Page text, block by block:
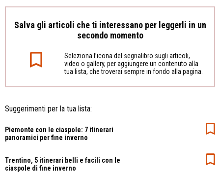
Salva gli articoli che ti interessano per leggerli in un
secondo momento
Seleziona l’icona del segnalibro sugli articoli,
video o gallery, per aggiungere un contenuto alla
tua lista, che troverai sempre in fondo alla pagina.
Suggerimenti per la tua lista:
Piemonte con le ciaspole: 7 itinerari
panoramici per fine inverno
Trentino, 5 itinerari belli e facili con le
ciaspole di fine inverno